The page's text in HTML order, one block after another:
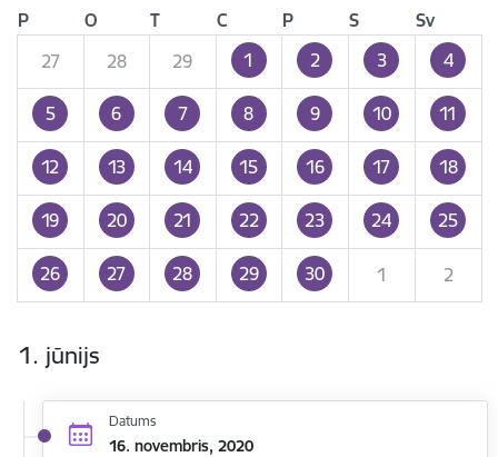
P O T C P S
Sv
27
28 29 1 2 3 4
5 6 7 8 9 10 11
12 13 14 15 16 17 18
19 20 21 22 23 24 25
26 27 28 29 30 1 2
1. jūnijs
Datums
16. novembris, 2020